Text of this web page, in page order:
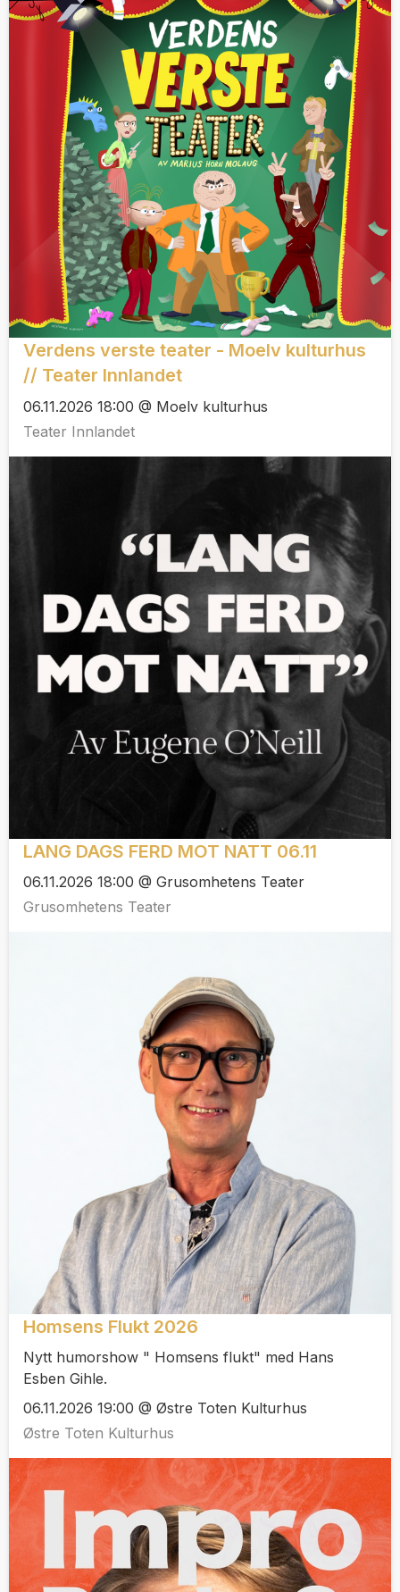
Verdens verste teater - Moelv kulturhus
// Teater Innlandet
06.11.2026 18:00 @ Moelv kulturhus
Teater Innlandet
LANG DAGS FERD MOT NATT 06.11
06.11.2026 18:00 @ Grusomhetens Teater
Grusomhetens Teater
Homsens Flukt 2026
Nytt humorshow " Homsens flukt" med Hans
Esben Gihle.
06.11.2026 19:00 @ Østre Toten Kulturhus
Østre Toten Kulturhus